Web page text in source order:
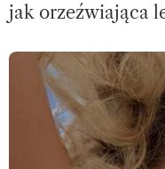
jak orzeźwiająca